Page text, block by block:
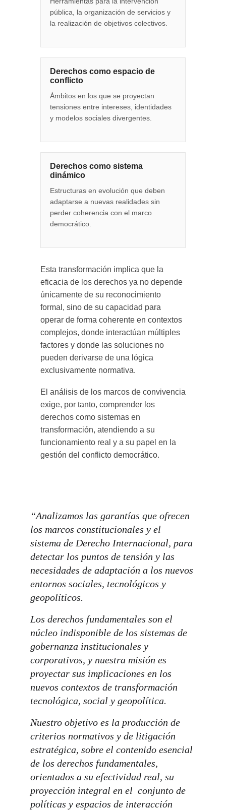
“Analizamos las garantías que ofrecen
los marcos constitucionales y el
sistema de Derecho Internacional, para
detectar los puntos de tensión y las
necesidades de adaptación a los nuevos
entornos sociales, tecnológicos y
geopolíticos.
Los derechos fundamentales son el
núcleo indisponible de los sistemas de
gobernanza institucionales y
corporativos, y nuestra misión es
proyectar sus implicaciones en los
nuevos contextos de transformación
tecnológica, social y geopolítica.
Nuestro objetivo es la producción de
criterios normativos y de litigación
estratégica, sobre el contenido esencial
de los derechos fundamentales,
orientados a su efectividad real, su
proyección integral en el  conjunto de
políticas y espacios de interacción